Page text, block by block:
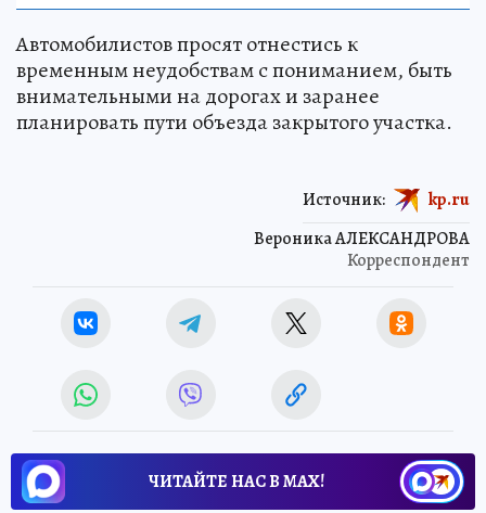
Автомобилистов просят отнестись к
временным неудобствам с пониманием, быть
внимательными на дорогах и заранее
планировать пути объезда закрытого участка.
Вероника АЛЕКСАНДРОВА
Корреспондент
Источник: kp.ru
ЧИТАЙТЕ НАС В МАХ!